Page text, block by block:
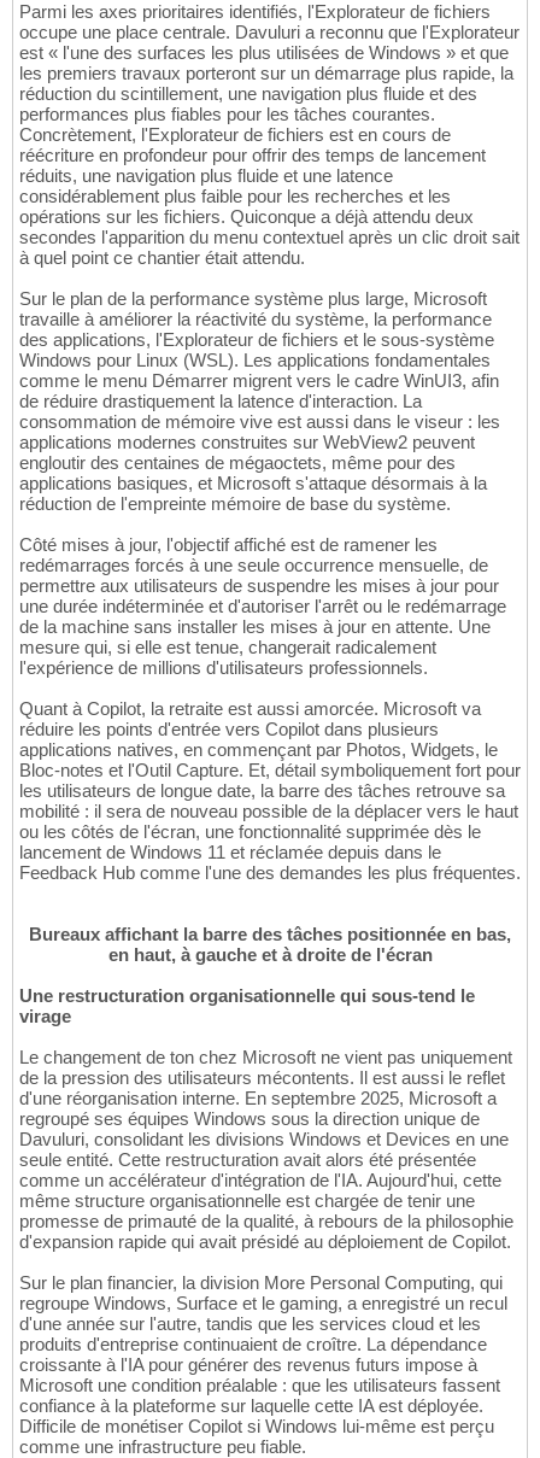
Parmi les axes prioritaires identifiés, l'Explorateur de fichiers
occupe une place centrale. Davuluri a reconnu que l'Explorateur
est « l'une des surfaces les plus utilisées de Windows » et que
les premiers travaux porteront sur un démarrage plus rapide, la
réduction du scintillement, une navigation plus fluide et des
performances plus fiables pour les tâches courantes.
Concrètement, l'Explorateur de fichiers est en cours de
réécriture en profondeur pour offrir des temps de lancement
réduits, une navigation plus fluide et une latence
considérablement plus faible pour les recherches et les
opérations sur les fichiers. Quiconque a déjà attendu deux
secondes l'apparition du menu contextuel après un clic droit sait
à quel point ce chantier était attendu.
Sur le plan de la performance système plus large, Microsoft
travaille à améliorer la réactivité du système, la performance
des applications, l'Explorateur de fichiers et le sous-système
Windows pour Linux (WSL). Les applications fondamentales
comme le menu Démarrer migrent vers le cadre WinUI3, afin
de réduire drastiquement la latence d'interaction. La
consommation de mémoire vive est aussi dans le viseur : les
applications modernes construites sur WebView2 peuvent
engloutir des centaines de mégaoctets, même pour des
applications basiques, et Microsoft s'attaque désormais à la
réduction de l'empreinte mémoire de base du système.
Côté mises à jour, l'objectif affiché est de ramener les
redémarrages forcés à une seule occurrence mensuelle, de
permettre aux utilisateurs de suspendre les mises à jour pour
une durée indéterminée et d'autoriser l'arrêt ou le redémarrage
de la machine sans installer les mises à jour en attente. Une
mesure qui, si elle est tenue, changerait radicalement
l'expérience de millions d'utilisateurs professionnels.
Quant à Copilot, la retraite est aussi amorcée. Microsoft va
réduire les points d'entrée vers Copilot dans plusieurs
applications natives, en commençant par Photos, Widgets, le
Bloc-notes et l'Outil Capture. Et, détail symboliquement fort pour
les utilisateurs de longue date, la barre des tâches retrouve sa
mobilité : il sera de nouveau possible de la déplacer vers le haut
ou les côtés de l'écran, une fonctionnalité supprimée dès le
lancement de Windows 11 et réclamée depuis dans le
Feedback Hub comme l'une des demandes les plus fréquentes.
Bureaux affichant la barre des tâches positionnée en bas,
en haut, à gauche et à droite de l'écran
Une restructuration organisationnelle qui sous-tend le
virage
Le changement de ton chez Microsoft ne vient pas uniquement
de la pression des utilisateurs mécontents. Il est aussi le reflet
d'une réorganisation interne. En septembre 2025, Microsoft a
regroupé ses équipes Windows sous la direction unique de
Davuluri, consolidant les divisions Windows et Devices en une
seule entité. Cette restructuration avait alors été présentée
comme un accélérateur d'intégration de l'IA. Aujourd'hui, cette
même structure organisationnelle est chargée de tenir une
promesse de primauté de la qualité, à rebours de la philosophie
d'expansion rapide qui avait présidé au déploiement de Copilot.
Sur le plan financier, la division More Personal Computing, qui
regroupe Windows, Surface et le gaming, a enregistré un recul
d'une année sur l'autre, tandis que les services cloud et les
produits d'entreprise continuaient de croître. La dépendance
croissante à l'IA pour générer des revenus futurs impose à
Microsoft une condition préalable : que les utilisateurs fassent
confiance à la plateforme sur laquelle cette IA est déployée.
Difficile de monétiser Copilot si Windows lui-même est perçu
comme une infrastructure peu fiable.